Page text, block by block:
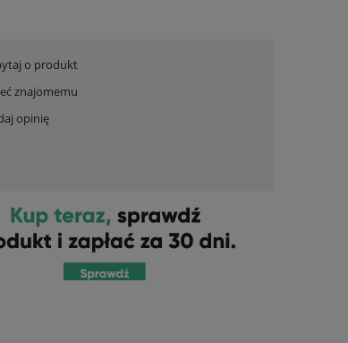
o produkt
znajomemu
opinię